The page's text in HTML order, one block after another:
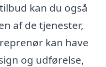
kan du også
af de tjenester,
kan have
og udførelse,